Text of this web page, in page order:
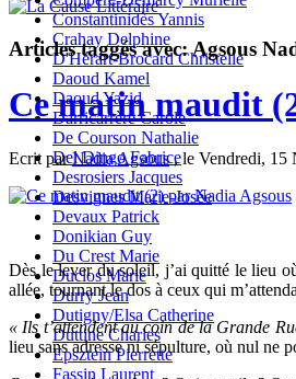
Constantinidès Yannis
Crahay Delphine
D'Hérart-Brocard Christelle
Daoud Kamel
Daoud Yazid
Darricarrère Carole
De Courson Nathalie
Del Dingo Fabrice
Desrosiers Jacques
Desvignes Marie-Josée
Devaux Patrick
Donikian Guy
Du Crest Marie
Duclos Marie
Durry Jean
Dutigny/Elsa Catherine
Duttine Charles
Epsztein Pierrette
Fassin Laurent
Articles taggés avec: Agsous
Ce matin maudit
Ecrit parNadia Agsous, le Vendredi, 15
Dès le lever du soleil, j’ai quitté le lieu
allée, tournant le dos à ceux qui
« Ils t’attendent au coin de la Grande
lieu sans adresse ni sépulture, où nul ne